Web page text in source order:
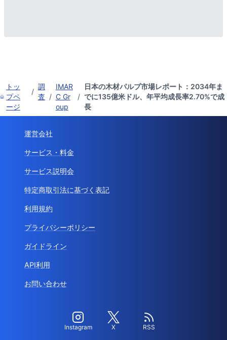
トッ
プペ
ージ
/
調
査 /
IMAR
C Gr
oup
/
日本の木材パルプ市場レポート：2034年ま
でに135億米ドル、年平均成長率2.70%で成
長
運営会社
サービス・料金
サービス説明会
特定商取引法に基づく表記
利用規約
プライバシーポリシー
ガイドライン
API利用
お問い合わせ
Instagram X RSS